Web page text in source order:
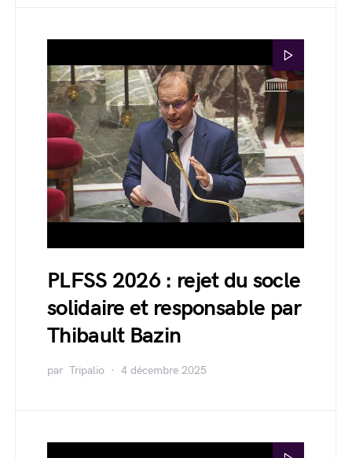
PLFSS 2026 : rejet du socle
solidaire et responsable par
Thibault Bazin
par Tripalio 4 décembre 2025